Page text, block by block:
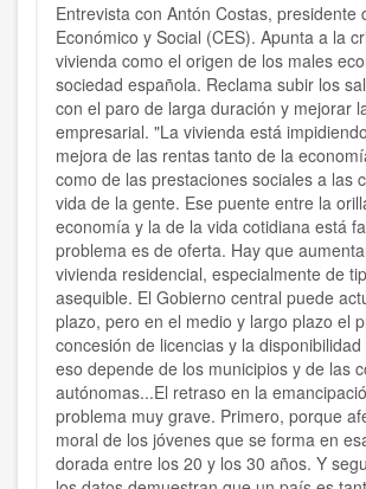
Entrevista con Antón Costas, presidente
Económico y Social (CES). Apunta a la
vivienda como el origen de los males
sociedad española. Reclama subir los
con el paro de larga duración y mejorar
empresarial. "La vivienda está
mejora de las rentas tanto de la
como de las prestaciones sociales a las
vida de la gente. Ese puente entre la
economía y la de la vida cotidiana está
problema es de oferta. Hay que
vivienda residencial, especialmente de
asequible. El Gobierno central puede
plazo, pero en el medio y largo plazo el
concesión de licencias y la
eso depende de los municipios y de las
autónomas...El retraso en la
problema muy grave. Primero, porque
moral de los jóvenes que se forma en
dorada entre los 20 y los 30 años. Y